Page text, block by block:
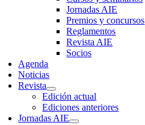
Jornadas AIE
Premios y concursos
Reglamentos
Revista AIE
Socios
Agenda
Noticias
Revista
Edición actual
Ediciones anteriores
Jornadas AIE